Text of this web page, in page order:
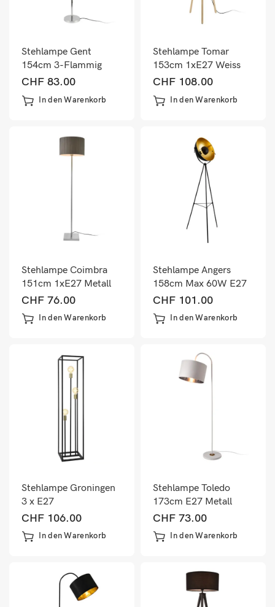
Stehlampe Gent
154cm 3-Flammig
CHF 83.00
In den Warenkorb
Stehlampe Tomar
153cm 1xE27 Weiss
CHF 108.00
In den Warenkorb
Stehlampe Coimbra
151cm 1xE27 Metall
Grau
CHF 76.00
In den Warenkorb
Stehlampe Angers
158cm Max 60W E27
Metall Messing
Schwarz
CHF 101.00
In den Warenkorb
Stehlampe Groningen
3 x E27
Schwarz/Messingfarbe
n
CHF 106.00
In den Warenkorb
Stehlampe Toledo
173cm E27 Metall
Stoff Weiss
CHF 73.00
In den Warenkorb